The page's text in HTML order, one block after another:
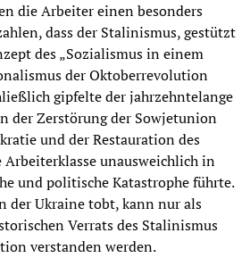
die Arbeiter einen besonders
dass der Stalinismus, gestützt
des „Sozialismus in einem
der Oktoberrevolution
gipfelte der jahrzehntelange
der Zerstörung der Sowjetunion
und der Restauration des
Arbeiterklasse unausweichlich in
und politische Katastrophe führte.
der Ukraine tobt, kann nur als
Verrats des Stalinismus
verstanden werden.